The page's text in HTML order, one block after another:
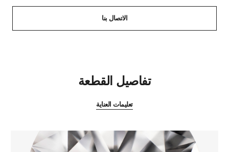
الاتصال بنا
تفاصيل القطعة
تعليمات العناية